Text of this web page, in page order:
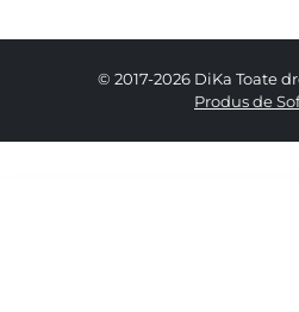
© 2017-2026 DiKa Toate
Produs de